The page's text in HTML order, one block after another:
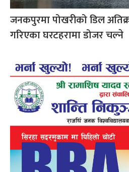
जनकपुरमा पोखरीको डिल
गरिएका घरटहरामा डोजर चल्ने